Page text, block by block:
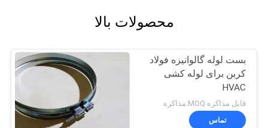
محصولات بالا
بست لوله گالوانیزه فولاد
کربن برای لوله کشی
HVAC
قابل مذاکره MOQ:مذاکره
تماس